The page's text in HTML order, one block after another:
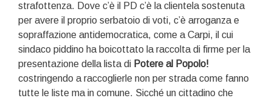
strafottenza. Dove c’è il PD c’è la clientela sostenuta
per avere il proprio serbatoio di voti, c’è arroganza e
sopraffazione antidemocratica, come a Carpi, il cui
sindaco piddino ha boicottato la raccolta di firme per la
presentazione della lista di Potere al Popolo!
costringendo a raccoglierle non per strada come fanno
tutte le liste ma in comune. Sicché un cittadino che